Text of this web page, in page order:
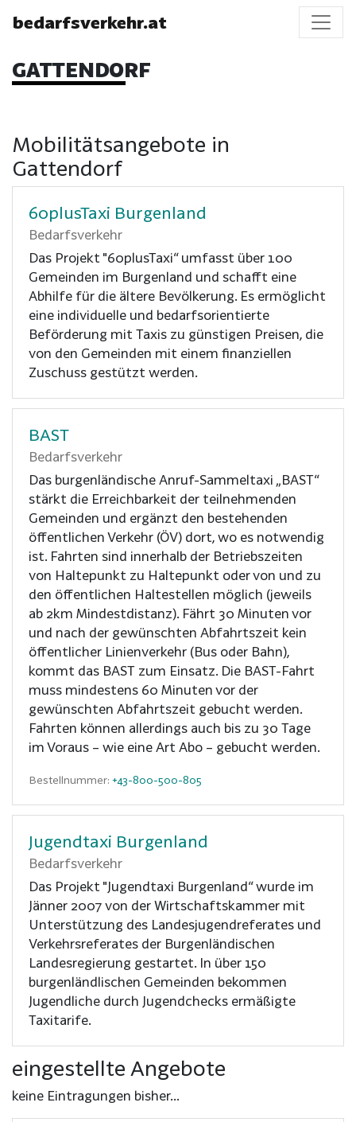
bedarfsverkehr.at
GATTENDORF
Mobilitätsangebote in
Gattendorf
60plusTaxi Burgenland
Bedarfsverkehr
Das Projekt "60plusTaxi“ umfasst über 100
Gemeinden im Burgenland und schafft eine
Abhilfe für die ältere Bevölkerung. Es ermöglicht
eine individuelle und bedarfsorientierte
Beförderung mit Taxis zu günstigen Preisen, die
von den Gemeinden mit einem finanziellen
Zuschuss gestützt werden.
BAST
Bedarfsverkehr
Das burgenländische Anruf-Sammeltaxi „BAST“
stärkt die Erreichbarkeit der teilnehmenden
Gemeinden und ergänzt den bestehenden
öffentlichen Verkehr (ÖV) dort, wo es notwendig
ist. Fahrten sind innerhalb der Betriebszeiten
von Haltepunkt zu Haltepunkt oder von und zu
den öffentlichen Haltestellen möglich (jeweils
ab 2km Mindestdistanz). Fährt 30 Minuten vor
und nach der gewünschten Abfahrtszeit kein
öffentlicher Linienverkehr (Bus oder Bahn),
kommt das BAST zum Einsatz. Die BAST-Fahrt
muss mindestens 60 Minuten vor der
gewünschten Abfahrtszeit gebucht werden.
Fahrten können allerdings auch bis zu 30 Tage
im Voraus – wie eine Art Abo – gebucht werden.
Bestellnummer: +43-800-500-805
Jugendtaxi Burgenland
Bedarfsverkehr
Das Projekt "Jugendtaxi Burgenland“ wurde im
Jänner 2007 von der Wirtschaftskammer mit
Unterstützung des Landesjugendreferates und
Verkehrsreferates der Burgenländischen
Landesregierung gestartet. In über 150
burgenländlischen Gemeinden bekommen
Jugendliche durch Jugendchecks ermäßigte
Taxitarife.
eingestellte Angebote
keine Eintragungen bisher...